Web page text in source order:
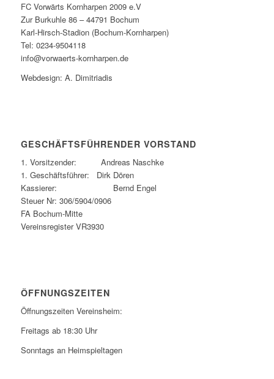
FC Vorwärts Kornharpen 2009 e.V
Zur Burkuhle 86 – 44791 Bochum
Karl-Hirsch-Stadion (Bochum-Kornharpen)
Tel: 0234-9504118
info@vorwaerts-kornharpen.de
Webdesign: A. Dimitriadis
GESCHÄFTSFÜHRENDER VORSTAND
1. Vorsitzender: Andreas Naschke
1. Geschäftsführer: Dirk Dören
Kassierer: Bernd Engel
Steuer Nr: 306/5904/0906
FA Bochum-Mitte
Vereinsregister VR3930
ÖFFNUNGSZEITEN
Öffnungszeiten Vereinsheim:
Freitags ab 18:30 Uhr
Sonntags an Heimspieltagen